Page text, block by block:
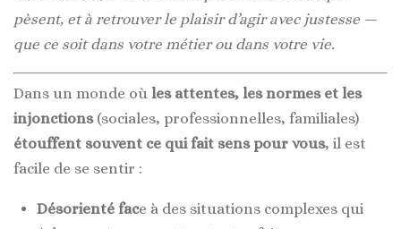
pèsent, et à retrouver le plaisir d’agir avec justesse —
que ce soit dans votre métier ou dans votre vie.
Dans un monde où les attentes, les normes et les
injonctions(sociales, professionnelles, familiales)
étouffent souvent ce qui fait sens pour vous, il est
facile de se sentir :
Désorienté face à des situations complexes qui